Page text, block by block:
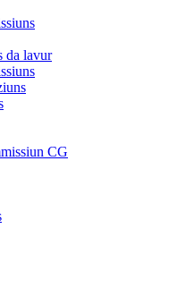
da lavur
CG